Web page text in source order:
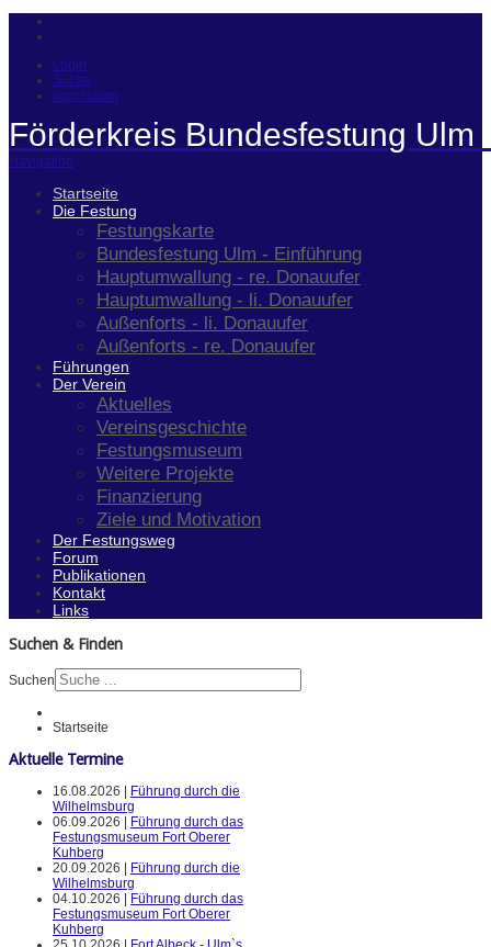
Login
Suche
Impressum
Förderkreis Bundesfestung Ulm
Navigation
Startseite
Die Festung
Festungskarte
Bundesfestung Ulm - Einführung
Hauptumwallung - re. Donauufer
Hauptumwallung - li. Donauufer
Außenforts - li. Donauufer
Außenforts - re. Donauufer
Führungen
Der Verein
Aktuelles
Vereinsgeschichte
Festungsmuseum
Weitere Projekte
Finanzierung
Ziele und Motivation
Der Festungsweg
Forum
Publikationen
Kontakt
Links
Suchen & Finden
Suchen
Startseite
Aktuelle Termine
16.08.2026 |
Führung durch die
Wilhelmsburg
06.09.2026 |
Führung durch das
Festungsmuseum Fort Oberer
Kuhberg
20.09.2026 |
Führung durch die
Wilhelmsburg
04.10.2026 |
Führung durch das
Festungsmuseum Fort Oberer
Kuhberg